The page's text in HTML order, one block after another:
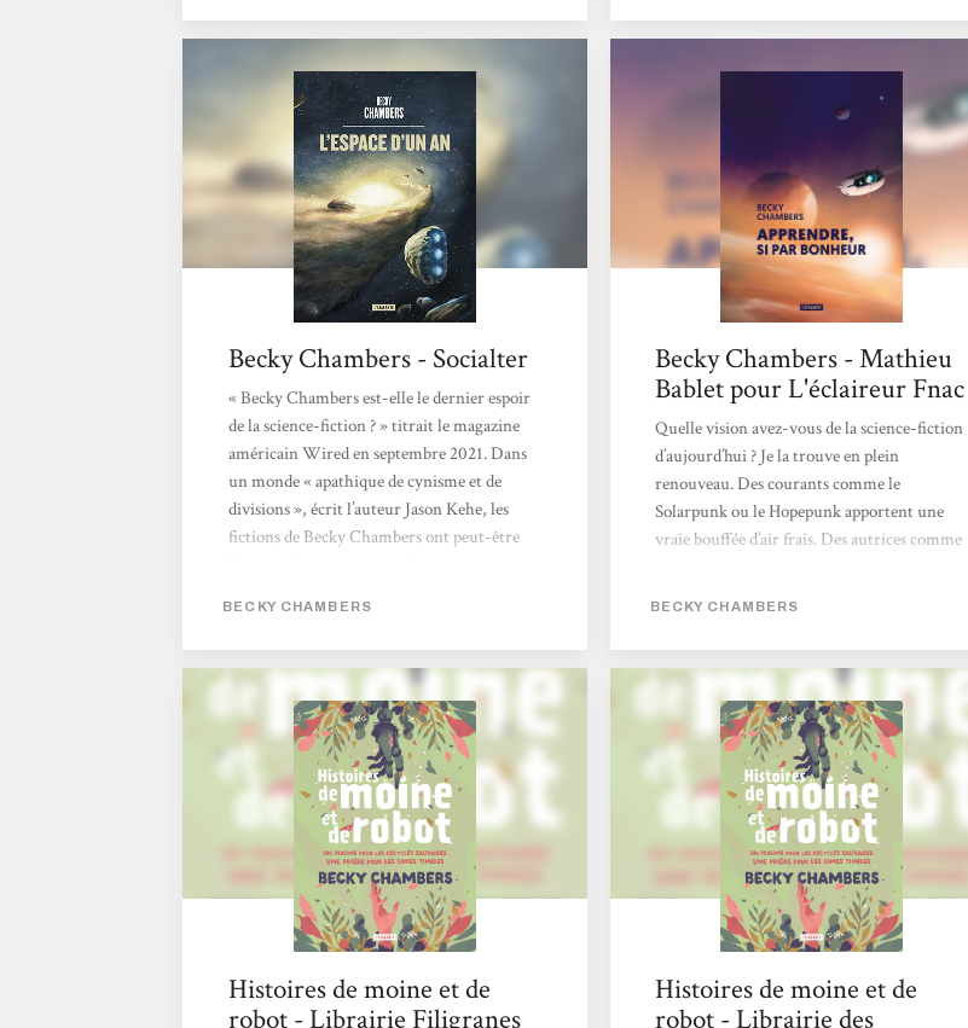
du but fixé par les humains, c'est à dire de les
respecté la décision des robots, ont dû
réinventer leur vie, la repenser, et
Becky Chambers - Socialter
« Becky Chambers est-elle le dernier espoir
de la science-fiction ? » titrait le magazine
américain Wired en septembre 2021. Dans
un monde « apathique de cynisme et de
divisions », écrit l’auteur Jason Kehe, les
fictions de Becky Chambers ont peut-être
pétri de philosophie, de sciences et de grâce.
Née en 1985 de deux scientifiques
(astrobiologiste et ingénieur satellite), elle
bouscule le monde très codifié...
BECKY CHAMBERS
Becky Chambers - Mathieu
Bablet pour L'éclaireur Fnac
Quelle vision avez-vous de la science-fiction
d’aujourd’hui ? Je la trouve en plein
renouveau. Des courants comme le
Solarpunk ou le Hopepunk apportent une
vraie bouffée d’air frais. Des autrices comme
fiction plus humaniste, moins centrée sur la
technique, voire moins académique. C’est ce
courant-là qui m’intéresse aujourd’hui, celui
qui s’empare des problématiques actuelles
pour proposer autre chose que le désespoir.
Mathieu Bablet > Lire tout l'article <
BECKY CHAMBERS
Histoires de moine et de
robot - Librairie Filigranes
Histoires de moine et de
robot - Librairie des